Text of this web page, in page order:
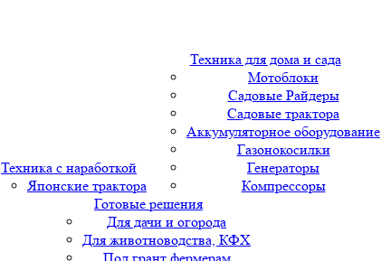
Техника с наработкой
Японские трактора
Техника для дома и сада
Мотоблоки
Садовые Райдеры
Садовые трактора
Аккумуляторное оборудование
Газонокосилки
Генераторы
Компрессоры
Готовые решения
Для дачи и огорода
Для животноводства, КФХ